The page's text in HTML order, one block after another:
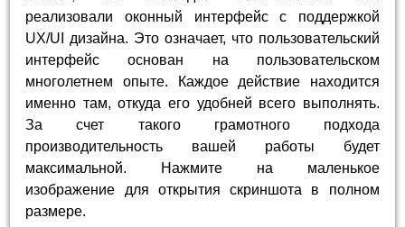
реализовали оконный интерфейс с поддержкой
UX/UI дизайна. Это означает, что пользовательский
интерфейс основан на пользовательском
многолетнем опыте. Каждое действие находится
именно там, откуда его удобней всего выполнять.
За счет такого грамотного подхода
производительность вашей работы будет
максимальной. Нажмите на маленькое
изображение для открытия скриншота в полном
размере.